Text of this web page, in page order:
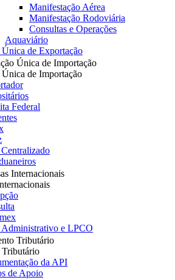
Manifestação Aérea
Manifestação Rodoviária
Consultas e Operações
Aquaviário
de Exportação
Única de Importação
de Importação
Federal
Internacionais
Administrativo e LPCO
Tributário
Tributário
da API
de Apoio